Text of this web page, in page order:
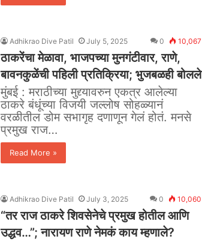
Adhikrao Dive Patil July 5, 2025 0 10,067
ठाकरेंचा मेळावा, भाजपच्या मुनगंटीवार, राणे,
बावनकुळेंची पहिली प्रतिक्रिया; भुजबळही बोलले
मुंबई : मराठीच्या मुद्द्यावरुन एकत्र आलेल्या
ठाकरे बंधूंच्या विजयी जल्लोष सोहळ्यानं
वरळीतील डोम सभागृह दणाणून गेलं होतं. मनसे
प्रमुख राज…
Read More »
Adhikrao Dive Patil July 3, 2025 0 10,060
“तर राज ठाकरे शिवसेनेचे प्रमुख होतील आणि
उद्धव…”; नारायण राणे नेमकं काय म्हणाले?